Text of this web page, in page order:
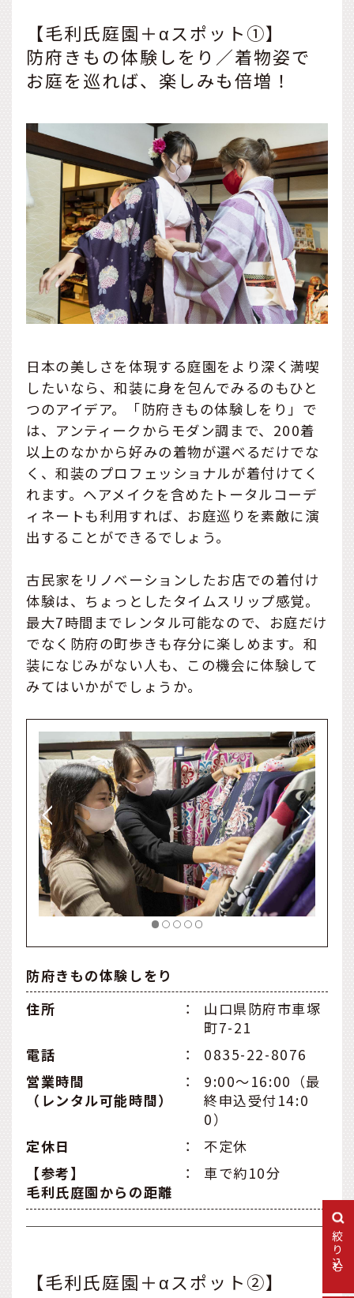
絞り込む
【毛利氏庭園＋αスポット①】
防府きもの体験しをり／着物姿で
お庭を巡れば、楽しみも倍増！
日本の美しさを体現する庭園をより深く満喫
したいなら、和装に身を包んでみるのもひと
つのアイデア。「防府きもの体験しをり」で
は、アンティークからモダン調まで、200着
以上のなかから好みの着物が選べるだけでな
く、和装のプロフェッショナルが着付けてく
れます。ヘアメイクを含めたトータルコーデ
ィネートも利用すれば、お庭巡りを素敵に演
出することができるでしょう。
古民家をリノベーションしたお店での着付け
体験は、ちょっとしたタイムスリップ感覚。
最大7時間までレンタル可能なので、お庭だけ
でなく防府の町歩きも存分に楽しめます。和
装になじみがない人も、この機会に体験して
みてはいかがでしょうか。
防府きもの体験しをり
住所
：
山口県防府市車塚
町7-21
電話
：
0835-22-8076
営業時間
（レンタル可能時間）
：
9:00～16:00（最
終申込受付14:0
0）
定休日
：
不定休
【参考】
毛利氏庭園からの距離
： 車で約10分
【毛利氏庭園＋αスポット②】